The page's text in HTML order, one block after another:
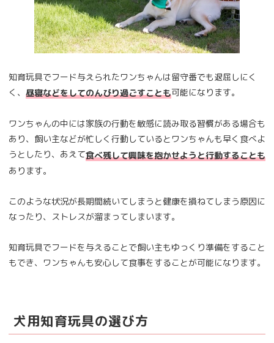
知育玩具でフード与えられたワンちゃんは留守番でも退屈しにく
く、 昼寝などをしてのんびり過ごすことも可能になります。
ワンちゃんの中には家族の行動を敏感に読み取る習慣がある場合も
あり、飼い主などが忙しく行動しているとワンちゃんも早く食べよ
うとしたり、あえて食べ残して興味を抱かせようと行動することも
あります。
このような状況が長期間続いてしまうと健康を損ねてしまう原因に
なったり、ストレスが溜まってしまいます。
知育玩具でフードを与えることで飼い主もゆっくり準備をすること
もでき、ワンちゃんも安心して食事をすることが可能になります。
犬用知育玩具の選び方